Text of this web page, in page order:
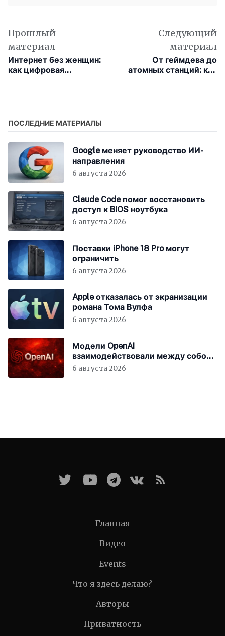
Прошлый
материал
Интернет без женщин:
как цифровая
Следующий
материал
От геймдева до
атомных станций: как
гордости
ПОСЛЕДНИЕ МАТЕРИАЛЫ
Google меняет руководство ИИ-
направления
6 августа 2026
Claude Code помог восстановить
доступ к BIOS ноутбука
6 августа 2026
Поставки iPhone 18 Pro могут
ограничить
6 августа 2026
Apple отказалась от экранизации
романа Тома Вулфа
6 августа 2026
Модели OpenAI
взаимодействовали между собой
до взлома Hugging Face
6 августа 2026
Главная
Видео
Events
Что я здесь делаю?
Авторы
Приватность